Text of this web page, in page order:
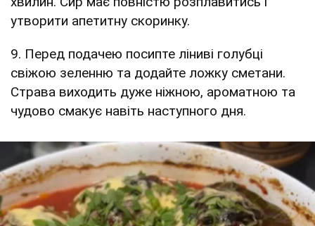
утворити апетитну скоринку.
9. Перед подачею посипте ліниві голубці
свіжою зеленню та додайте ложку сметани.
Страва виходить дуже ніжною, ароматною та
чудово смакує навіть наступного дня.